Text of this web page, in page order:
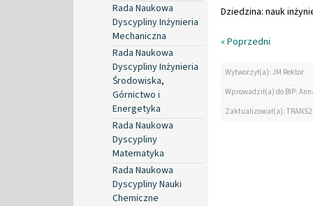
Rada Naukowa
Dyscypliny Inżynieria
Mechaniczna
Rada Naukowa
Dyscypliny Inżynieria
Środowiska,
Górnictwo i
Energetyka
Rada Naukowa
Dyscypliny
Matematyka
Rada Naukowa
Dyscypliny Nauki
Chemiczne
Dziedzina: nauk
« Poprzedni
Wytworzył(a): JM Rektor
Wprowadził(a) do BIP:
Zaktualizował(a):